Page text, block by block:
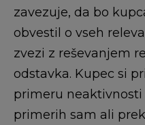
zavezuje, da bo
obvestil o vseh
zvezi z reševanjem
odstavka. Kupec si
primeru
primerih sam ali